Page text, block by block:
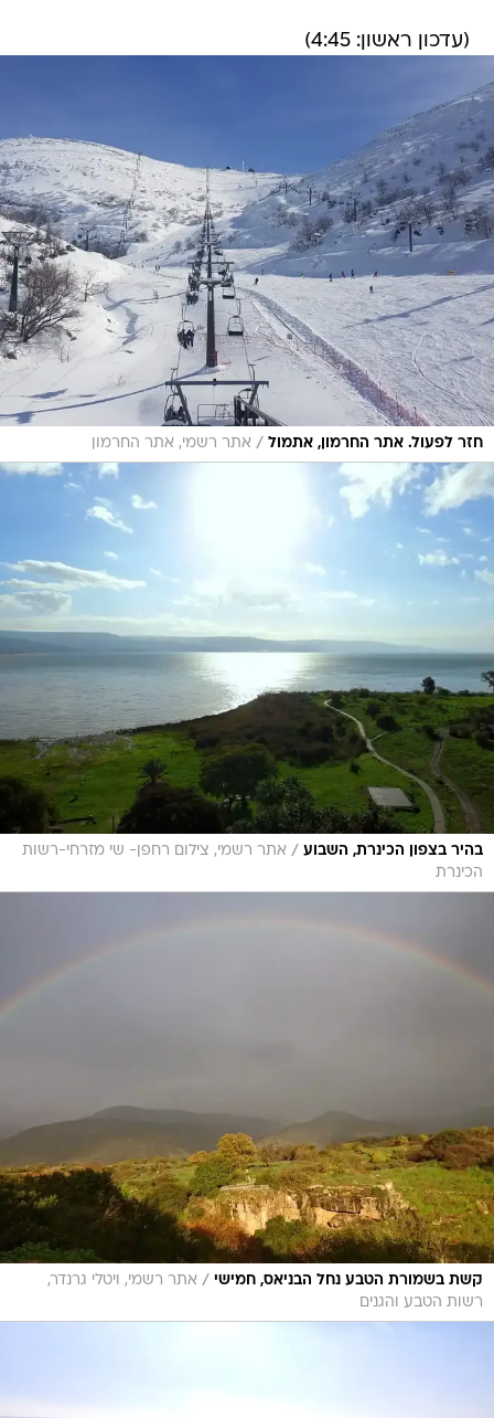
(עדכון ראשון: 4:45)
חזר לפעול. אתר החרמון, אתמול / אתר רשמי, אתר החרמון
בהיר בצפון הכינרת, השבוע / אתר רשמי, צילום רחפן- שי מזרחי-רשות
הכינרת
קשת בשמורת הטבע נחל הבניאס, חמישי / אתר רשמי, ויטלי גרנדר,
רשות הטבע והגנים